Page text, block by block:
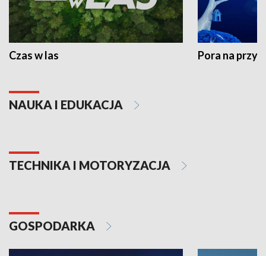
Czas w las Pora na
NAUKA I EDUKACJA
TECHNIKA I MOTORYZACJA
GOSPODARKA